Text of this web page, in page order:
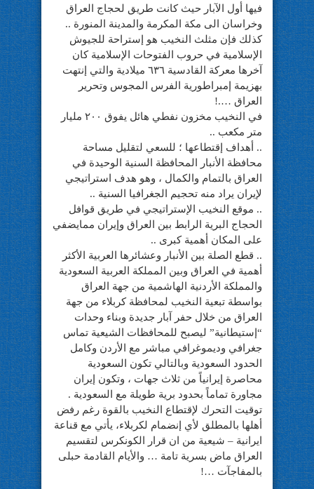
فيها أول الآبار حيث كانت طريق لحجاج العراق
وخراسان الى مكة المكرمة والمدينة المنورة ..
كذلك فإن مثلث النخيب هو إستراحة للجيوش
الإسلامية في حروب الفتوحات الإسلامية كان
آخرها معركة القادسية ٦٣٦ ميلادية والتي إنتهت
بهزيمة إمبراطورية الفرس المجوس وتحرير
العراق ….!
في النخيب مخزون نفطي هائل يفوق ٢٠٠ مليار
متر مكعب ..
.. أهداف إقتطاعها ؛ للسعي لتقليل مساحة
محافظة الأنبار المحافظة السنية الوحيدة في
العراق بالتمام والكمال ، وهو هدف استراتيجي
لإيران يراد منه تحجيم الجغرافيا السنية ..
.. موقع النخيب الإستراتيجي في طريق قوافل
الحجاج البرية الرابط بين العراق وإيران ممايضفي
على المكان أهمية كبرى ..
.. قطع الصلة بين الأنبار وعشائرها العربية الأكثر
أهمية في العراق وبين المملكة العربية السعودية
والمملكة الأردنية الهاشمية من جهة العراق
بواسطة تبعية النخيب لمحافظة كربلاء من جهة
العراق من خلال حفر آبار جديدة وبناء وحدات
“إستيطانية” ليصبح للمحافظات الشيعية تماس
جغرافي وديموغرافي مباشر مع الأردن وكامل
الحدود السعودية وبالتالي تكون السعودية
محاصرة إيرانياً من ثلاث جهات ، وتكون إيران
مجاورة تماماً بحدود برية طويلة مع السعودية .
توقيت التحرك لإقتطاع النخيب بالقوة رغم رفض
أهلها بالمطلق لأي إنضمام لكربلاء، يأتي مع قناعة
ايرانية – شيعية من ان قرار الكونكرس لتقسيم
العراق ماض بسرية تامة … والأيام القادمة حبلى
بالمفاجآت …!